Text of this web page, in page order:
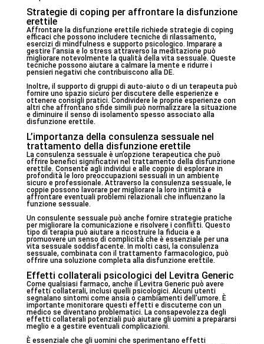
Strategie di coping per affrontare la disfunzione
erettile
Affrontare la disfunzione erettile richiede strategie di coping
efficaci che possono includere tecniche di rilassamento,
esercizi di mindfulness e supporto psicologico. Imparare a
gestire l’ansia e lo stress attraverso la meditazione può
migliorare notevolmente la qualità della vita sessuale. Queste
tecniche possono aiutare a calmare la mente e ridurre i
pensieri negativi che contribuiscono alla DE.
Inoltre, il supporto di gruppi di auto-aiuto o di un terapeuta può
fornire uno spazio sicuro per discutere delle esperienze e
ottenere consigli pratici. Condividere le proprie esperienze con
altri che affrontano sfide simili può normalizzare la situazione
e diminuire il senso di isolamento spesso associato alla
disfunzione erettile.
L’importanza della consulenza sessuale nel
trattamento della disfunzione erettile
La consulenza sessuale è un’opzione terapeutica che può
offrire benefici significativi nel trattamento della disfunzione
erettile. Consente agli individui e alle coppie di esplorare in
profondità le loro preoccupazioni sessuali in un ambiente
sicuro e professionale. Attraverso la consulenza sessuale, le
coppie possono lavorare per migliorare la loro intimità e
affrontare eventuali problemi relazionali che influenzano la
funzione sessuale.
Un consulente sessuale può anche fornire strategie pratiche
per migliorare la comunicazione e risolvere i conflitti. Questo
tipo di terapia può aiutare a ricostruire la fiducia e a
promuovere un senso di complicità che è essenziale per una
vita sessuale soddisfacente. In molti casi, la consulenza
sessuale, combinata con il trattamento farmacologico, può
offrire una soluzione completa alla disfunzione erettile.
Effetti collaterali psicologici del Levitra Generic
Come qualsiasi farmaco, anche il Levitra Generic può avere
effetti collaterali, inclusi quelli psicologici. Alcuni utenti
segnalano sintomi come ansia o cambiamenti dell’umore. È
importante monitorare questi effetti e discuterne con un
medico se diventano problematici. La consapevolezza degli
effetti collaterali potenziali può aiutare gli uomini a prepararsi
meglio e a gestire eventuali complicazioni.
È essenziale che gli uomini che sperimentano effetti